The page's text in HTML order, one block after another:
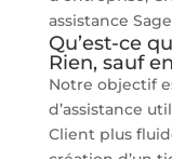
assistance
Qu’est-ce
Rien, sauf
Notre objectif
d’assistance
Client plus